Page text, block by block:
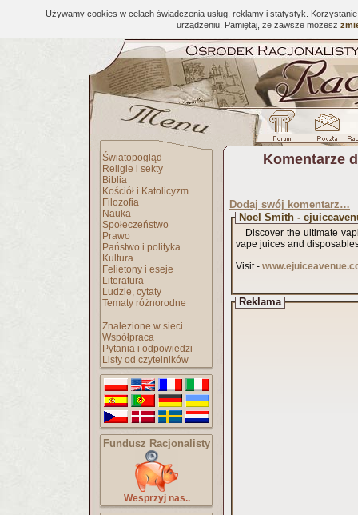
Używamy cookies w celach świadczenia usług, reklamy i statystyk.
urządzeniu. Pamiętaj, że zawsze możesz
Światopogląd
Religie i sekty
Biblia
Kościół i Katolicyzm
Filozofia
Nauka
Społeczeństwo
Prawo
Państwo i polityka
Kultura
Felietony i eseje
Literatura
Ludzie, cytaty
Tematy różnorodne
Znalezione w sieci
Współpraca
Pytania i odpowiedzi
Listy od czytelników
Fundusz Racjonalisty
Wesprzyj nas..
Komentarze
Dodaj swój komentarz…
Noel Smith -
Discover the ultimate
vape juices and
Visit -
Reklama